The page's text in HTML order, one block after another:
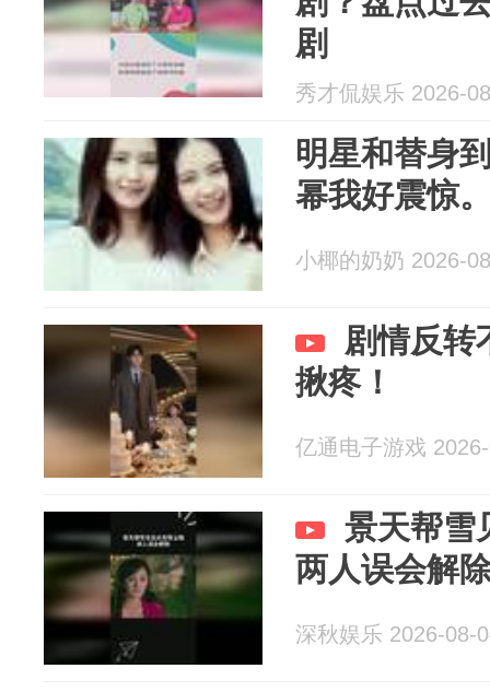
剧
秀才侃娱乐 2026-
明星和替身
幂我好震惊
小椰的奶奶 2026-
剧情反转
揪疼！
亿通电子游戏
景天帮雪
两人误会解
深秋娱乐 2026-08-